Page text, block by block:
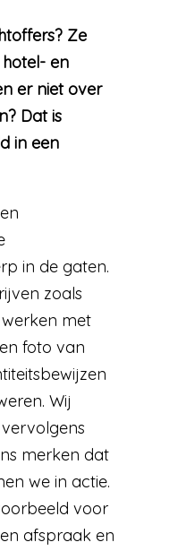
Ze
en
er niet over
Dat is
in een
in de gaten.
zoals
werken met
foto van
Wij
merken dat
we in actie.
voor
afspraak en